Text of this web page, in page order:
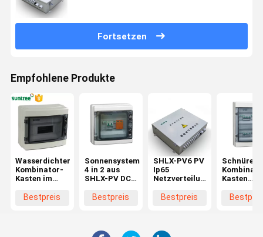
Fortsetzen
Empfohlene Produkte
Wasserdichter
Kombinator-
Kasten im
DC-IP66 mit
Bestpreis
Sonnensystem
4 in 2 aus
SHLX-PV DC-
Kasten
Bestpreis
SHLX-PV6 PV
Ip65
Netzverteilungs-
Kasten
Bestpreis
Schnüre
Kasten